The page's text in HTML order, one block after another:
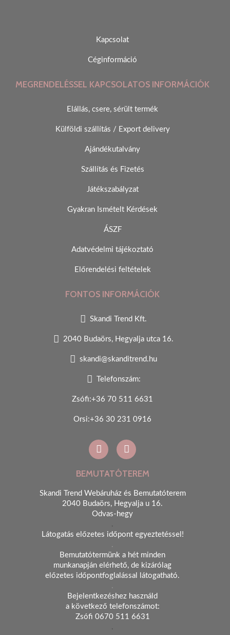
Kapcsolat
Céginformáció
MEGRENDELÉSSEL KAPCSOLATOS INFORMÁCIÓK
Elállás, csere, sérült termék
Külföldi szállítás / Export delivery
Ajándékutalvány
Szállítás és Fizetés
Játékszabályzat
Gyakran Ismételt Kérdések
ÁSZF
Adatvédelmi tájékoztató
Előrendelési feltételek
FONTOS INFORMÁCIÓK
Skandi Trend Kft.
2040 Budaörs, Hegyalja utca 16.
skandi@skanditrend.hu
Telefonszám:
Zsófi:+36 70 511 6631
Orsi:+36 30 231 0916
BEMUTATÓTEREM
Skandi Trend Webáruház és Bemutatóterem
2040 Budaörs, Hegyalja u 16.
Odvas-hegy
.
Látogatás előzetes időpont egyeztetéssel!
.
Bemutatótermünk a hét minden
munkanapján elérhető, de kizárólag
előzetes időpontfoglalással látogatható.
.
Bejelentkezéshez használd
a következő telefonszámot:
Zsófi 0670 511 6631
.